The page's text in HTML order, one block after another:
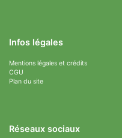
Infos légales
Mentions légales et crédits
CGU
Plan du site
Réseaux sociaux